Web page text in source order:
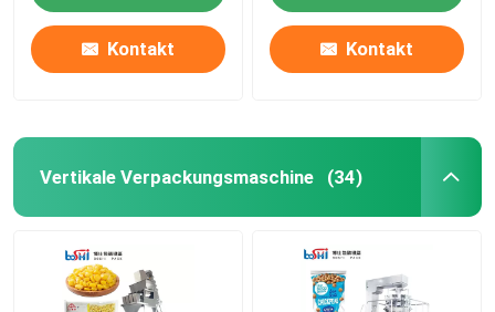
Kontakt Kontakt
Vertikale Verpackungsmaschine (34)